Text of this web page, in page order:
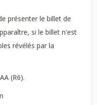
présenter le billet de
si le billet n'est
révélés par la
(R6).